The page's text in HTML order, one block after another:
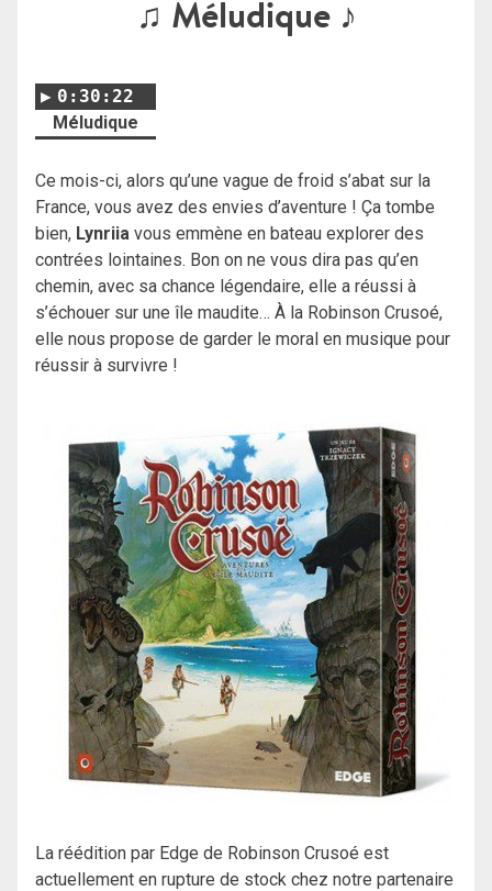
♫ Méludique ♪
0:30:22
Méludique
Ce mois-ci, alors qu’une vague de froid s’abat sur la
France, vous avez des envies d’aventure ! Ça tombe
bien, Lynriia vous emmène en bateau explorer des
contrées lointaines. Bon on ne vous dira pas qu’en
chemin, avec sa chance légendaire, elle a réussi à
s’échouer sur une île maudite… À la Robinson Crusoé,
elle nous propose de garder le moral en musique pour
réussir à survivre !
La réédition par Edge de Robinson Crusoé est
actuellement en rupture de stock chez notre partenaire